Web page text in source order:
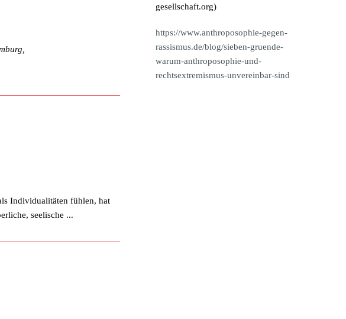
Individualitäten fühlen, hat
seelische ...
gesellschaft.org)
https://www.anthroposophie-gegen-
rassismus.de/blog/sieben-gruende-
warum-anthroposophie-und-
rechtsextremismus-unvereinbar-sind